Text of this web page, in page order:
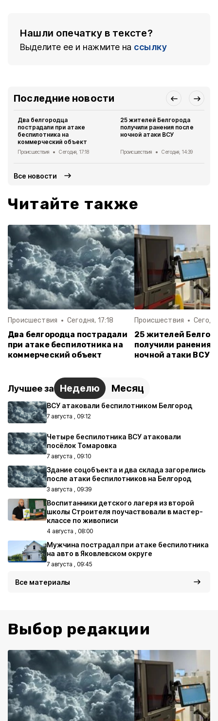
Нашли опечатку в тексте?
Выделите ее и нажмите на ссылку
Последние новости
Два белгородца
пострадали при атаке
беспилотника на
коммерческий объект
Происшествия Сегодня, 17:18
25 жителей Белгорода
получили ранения после
ночной атаки ВСУ
Происшествия Сегодня, 14:39
Все новости
Читайте также
Происшествия Сегодня, 17:18
Два белгородца пострадали
при атаке беспилотника на
коммерческий объект
Происшествия
25 жителей
получили ранения
ночной атаки ВСУ
Лучшее за Неделю Месяц
ВСУ атаковали беспилотником Белгород
7 августа , 09:12
Четыре беспилотника ВСУ атаковали
посёлок Томаровка
7 августа , 09:10
Здание соцобъекта и два склада загорелись
после атаки беспилотников на Белгород
3 августа , 09:39
Воспитанники детского лагеря из второй
школы Строителя поучаствовали в мастер-
классе по живописи
4 августа , 08:00
Мужчина пострадал при атаке беспилотника
на авто в Яковлевском округе
7 августа , 09:45
Все материалы
Выбор редакции